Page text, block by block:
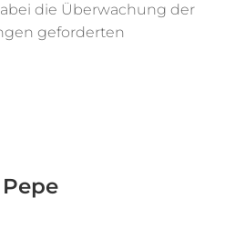
die Überwachung der
geforderten
Pepe